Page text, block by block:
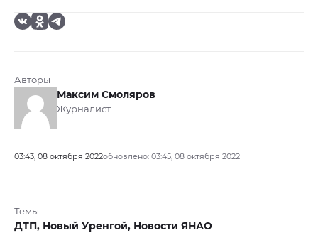
Авторы
Максим Смоляров
Журналист
03:43, 08 октября 2022обновлено: 03:45, 08 октября 2022
Темы
ДТП, Новый Уренгой, Новости ЯНАО